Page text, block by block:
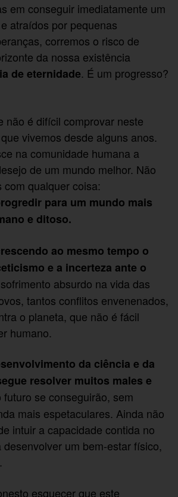
em conseguir imediatamente um
atraídos por pequenas
corremos o risco de
da nossa existência
de eternidade. É um progresso?
não é difícil comprovar neste
vivemos desde alguns anos.
na comunidade humana a
de um mundo melhor. Não
qualquer coisa:
para um mundo mais
e ditoso.
ao mesmo tempo o
e a incerteza ante o
absurdo na vida das
tantos conflitos envenenados,
o planeta, que não é fácil
humano.
da ciência e da
resolver muitos males e
futuro se conseguirão, sem
mais espetaculares. Ainda não
intuir a capacidade contida no
um bem-estar físico,
esquecer que este